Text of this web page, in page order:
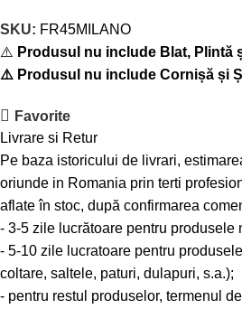
SKU: FR45MILANO
⚠️ Produsul nu include Blat, Plintă
⚠️ Produsul nu include Cornișă și
Favorite
Livrare si Retur
Pe baza istoricului de livrari,
oriunde in Romania prin terti
aflate în stoc, după confirmarea
- 3-5 zile lucrătoare pentru produsele
- 5-10 zile lucratoare pentru
coltare, saltele, paturi, dulapuri, s.a.);
- pentru restul produselor, termenul